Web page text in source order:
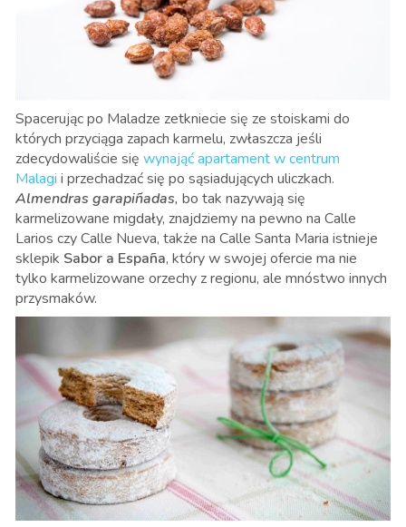
Spacerując po Maladze zetkniecie się ze stoiskami do
których przyciąga zapach karmelu, zwłaszcza jeśli
zdecydowaliście się wynająć apartament w centrum
Malagi i przechadzać się po sąsiadujących uliczkach.
Almendras garapiñadas, bo tak nazywają się
karmelizowane migdały, znajdziemy na pewno na Calle
Larios czy Calle Nueva, także na Calle Santa Maria istnieje
sklepik Sabor a España, który w swojej ofercie ma nie
tylko karmelizowane orzechy z regionu, ale mnóstwo innych
przysmaków.